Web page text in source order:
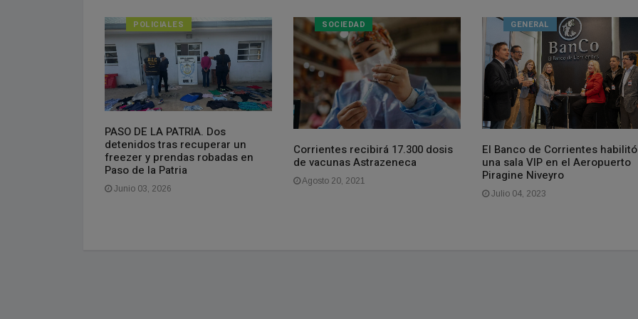
POLICIALES
PASO DE LA PATRIA. Dos
detenidos tras recuperar un
freezer y prendas robadas en
Paso de la Patria
Junio 03, 2026
SOCIEDAD
Corrientes recibirá 17.300 dosis
de vacunas Astrazeneca
Agosto 20, 2021
GENERAL
El Banco de Corrientes habilitó
una sala VIP en el Aeropuerto
Piragine Niveyro
Julio 04, 2023